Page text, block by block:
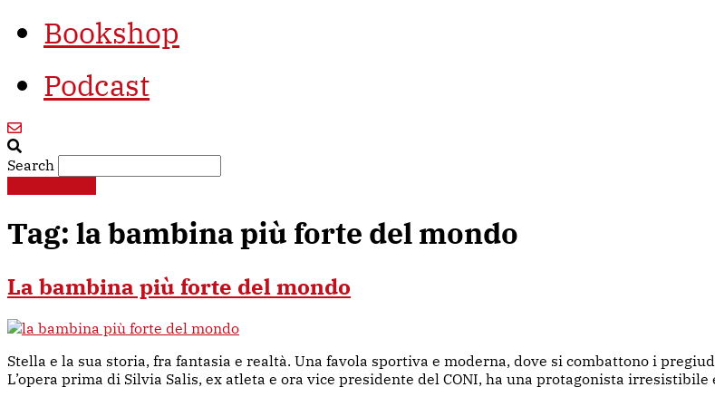
Bookshop
Podcast
Search
Tag: la bambina più forte del mondo
La bambina più forte del mondo
Stella e la sua storia, fra fantasia e realtà. Una favola sportiva e moderna, dove si combattono i
L’opera prima di Silvia Salis, ex atleta e ora vice presidente del CONI, ha una protagonista irresistibile